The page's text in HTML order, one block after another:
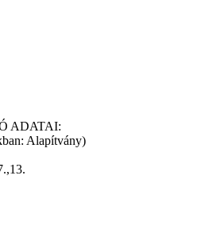
ADATAI:
Alapítvány)